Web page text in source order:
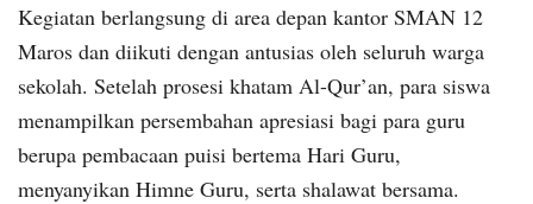
Kegiatan berlangsung di area depan kantor SMAN 12
Maros dan diikuti dengan antusias oleh seluruh warga
sekolah. Setelah prosesi khatam Al-Qur’an, para siswa
menampilkan persembahan apresiasi bagi para guru
berupa pembacaan puisi bertema Hari Guru,
menyanyikan Himne Guru, serta shalawat bersama.